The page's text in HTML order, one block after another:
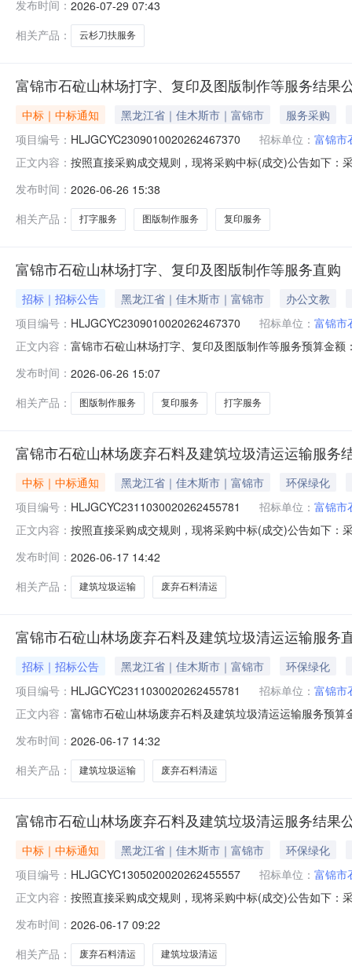
本系统注册的供应商。二、落实其他政府采购政策满足
题请咨询平台运营。发布时间：20
发布时间： 2026-07-29 07:43
相关产品：
云杉刀扶服务
富锦市石砬山林场打字、复印及图版制作等服务结果
中标｜中标通知 黑龙江省｜佳木斯市｜富锦市
服务采购
项目编号： HLJGCYC2309010020262467370 招标单位： 富锦市
正文内容： 按照直接采购成交规则，现将采购中标(成交)公告如下
字复印部中选2026-06-2650000.00%
发布时间： 2026-06-26 15:38
相关产品：
打字服务 图版制作服务 复印服务
富锦市石砬山林场打字、复印及图版制作等服务直购
招标｜招标公告 黑龙江省｜佳木斯市｜富锦市
办公文教
项目编号： HLJGCYC2309010020262467370 招标单位： 富锦市
正文内容： 富锦市石砬山林场打字、复印及图版制作等服务预算金
供的文稿内容准确录入，格式符合甲方要求，无错字、
容、尺寸、材质、工艺等按照甲方确认的样
发布时间： 2026-06-26 15:07
相关产品：
图版制作服务 复印服务 打字服务
富锦市石砬山林场废弃石料及建筑垃圾清运运输服务
中标｜中标通知 黑龙江省｜佳木斯市｜富锦市
环保绿化
项目编号： HLJGCYC2311030020262455781 招标单位： 富锦市
正文内容： 按照直接采购成交规则，现将采购中标(成交)公告如下
双赢工程租赁行中选2026-06-17993600.00%
发布时间： 2026-06-17 14:42
相关产品：
建筑垃圾运输 废弃石料清运
富锦市石砬山林场废弃石料及建筑垃圾清运运输服务
招标｜招标公告 黑龙江省｜佳木斯市｜富锦市
环保绿化
项目编号： HLJGCYC2311030020262455781 招标单位： 富锦市
正文内容： 富锦市石砬山林场废弃石料及建筑垃圾清运运输服务预
本系统注册的供应商。二、落实其他政府采购政策满足
题请咨询平台运营。发布时间：2026
发布时间： 2026-06-17 14:32
相关产品：
建筑垃圾运输 废弃石料清运
富锦市石砬山林场废弃石料及建筑垃圾清运服务结果
中标｜中标通知 黑龙江省｜佳木斯市｜富锦市
环保绿化
项目编号： HLJGCYC1305020020262455557 招标单位： 富锦市
正文内容： 按照直接采购成交规则，现将采购中标(成交)公告如下
源绿化工程有限公司中选2026-06-17805000.00%
发布时间： 2026-06-17 09:22
相关产品：
废弃石料清运 建筑垃圾清运